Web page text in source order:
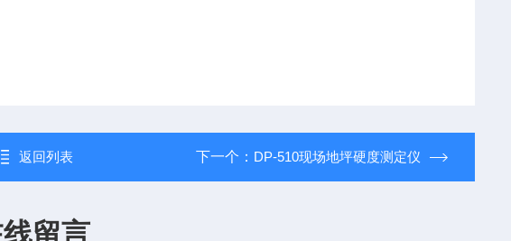
返回列表 下一个： DP-510现场地坪硬度测定仪
留言